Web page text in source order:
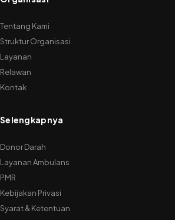
Tentang Kami
Struktur Organisasi
Layanan
Relawan
Kontak
Selengkapnya
Donor Darah
Layanan Ambulans
PMR
Kebijakan Privasi
Syarat & Ketentuan